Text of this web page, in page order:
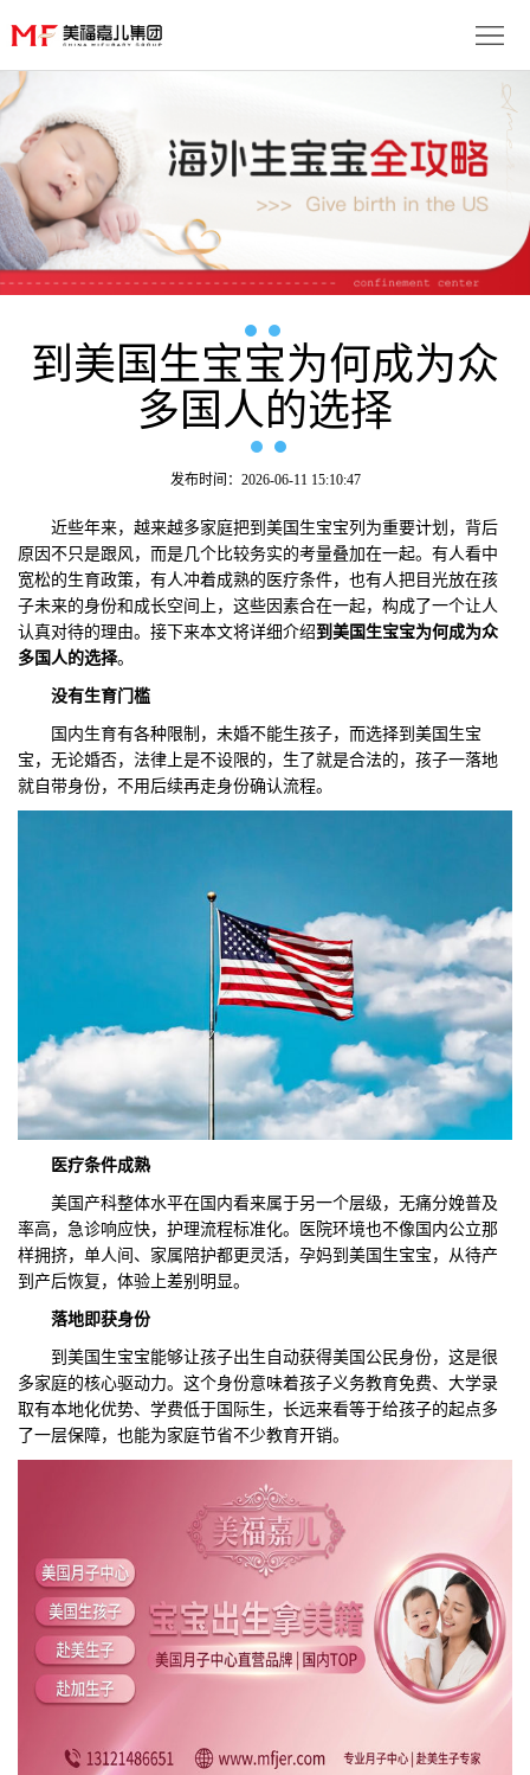
子
优
势
服
务
流
月
子
成
们
评
到美国生宝宝为何成为众
多国人的选择
发布时间：2026-06-11 15:10:47
近些年来，越来越多家庭把到美国生宝宝列为重要计划，背后
原因不只是跟风，而是几个比较务实的考量叠加在一起。有人看中
宽松的生育政策，有人冲着成熟的医疗条件，也有人把目光放在孩
子未来的身份和成长空间上，这些因素合在一起，构成了一个让人
认真对待的理由。接下来本文将详细介绍到美国生宝宝为何成为众
多国人的选择。
没有生育门槛
国内生育有各种限制，未婚不能生孩子，而选择到美国生宝
宝，无论婚否，法律上是不设限的，生了就是合法的，孩子一落地
就自带身份，不用后续再走身份确认流程。
医疗条件成熟
美国产科整体水平在国内看来属于另一个层级，无痛分娩普及
率高，急诊响应快，护理流程标准化。医院环境也不像国内公立那
样拥挤，单人间、家属陪护都更灵活，孕妈到美国生宝宝，从待产
到产后恢复，体验上差别明显。
落地即获身份
到美国生宝宝能够让孩子出生自动获得美国公民身份，这是很
多家庭的核心驱动力。这个身份意味着孩子义务教育免费、大学录
取有本地化优势、学费低于国际生，长远来看等于给孩子的起点多
了一层保障，也能为家庭节省不少教育开销。